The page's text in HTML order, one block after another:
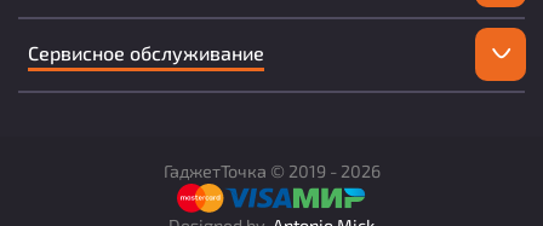
Сервисное обслуживание
ГаджетТочка © 2019 - 2026